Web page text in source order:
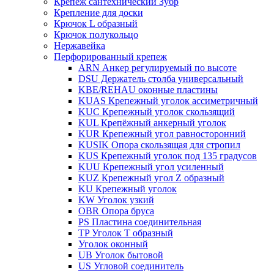
Крепление для доски
Крючок L образный
Крючок полукольцо
Нержавейка
Перфорированный крепеж
ARN Анкер регулируемый по высоте
DSU Держатель столба универсальный
KBE/REHAU оконные пластины
KUAS Крепежный уголок ассиметричный
KUC Крепежный уголок скользящий
KUL Крепёжный анкерный уголок
KUR Крепежный угол равносторонний
KUSIK Опора скользящая для стропил
KUS Крепежный уголок под 135 градусов
KUU Крепежный угол усиленный
KUZ Крепежный угол Z образный
KU Крепежный уголок
KW Уголок узкий
OBR Опора бруса
PS Пластина соединительная
TP Уголок Т образный
Уголок оконный
UB Уголок бытовой
US Угловой соединитель